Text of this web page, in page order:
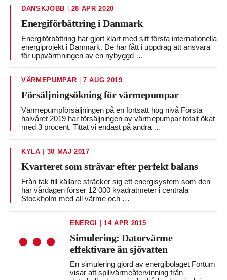
DANSKJOBB 28 APR 2020
Energiförbättring i Danmark
Energiförbättring har gjort klart med sitt första internationella
energiprojekt i Danmark. De har fått i uppdrag att ansvara
för uppvärmningen av en nybyggd …
VÄRMEPUMPAR 7 AUG 2019
Försäljningsökning för värmepumpar
Värmepumpförsäljningen på en fortsatt hög nivå Första
halvåret 2019 har försäljningen av värmepumpar totalt ökat
med 3 procent. Tittat vi endast på andra …
KYLA 30 MAJ 2017
Kvarteret som strävar efter perfekt balans
Från tak till källare sträcker sig ett energisystem som den
här vårdagen förser 12 000 kvadratmeter i centrala
Stockholm med all värme och …
ENERGI 14 APR 2015
Simulering: Datorvärme
effektivare än sjövatten
En simulering gjord av energibolaget Fortum
visar att spillvärmeåtervinning från